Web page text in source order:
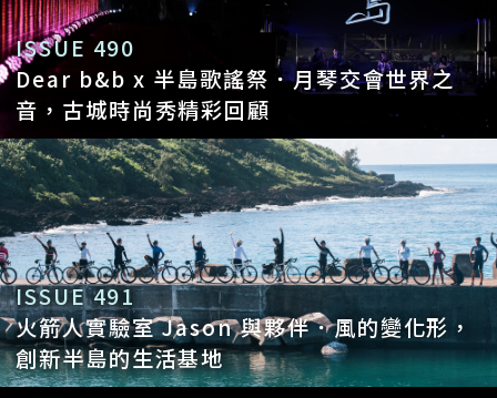
我們這八人不到的小團隊，竟能靠自己的力
量去香港、去日本推廣台灣，甚至創業創到
還推動政府修法，真的不容易。我覺得，我
的三十到四十歲，可能是我人生最好的十
年，相較於二十三十的青春生嫩，出社會經
過磨鍊的三十後，才能開始發光發熱、實踐
熱情；我覺得能把我最好的十年獻給 Dear
b&b、獻給台灣，是很值得珍惜的一件事。
Q10：一路走來，有沒有對你影響深刻、或
是最想感謝的一件事或一個人？
ISSUE 490
Dear b&b x 半島歌謠祭．月琴交會世界之
音，古城時尚秀精彩回顧
ISSUE 491
火箭人實驗室 Jason 與夥伴．風的變化形，
創新半島的生活基地